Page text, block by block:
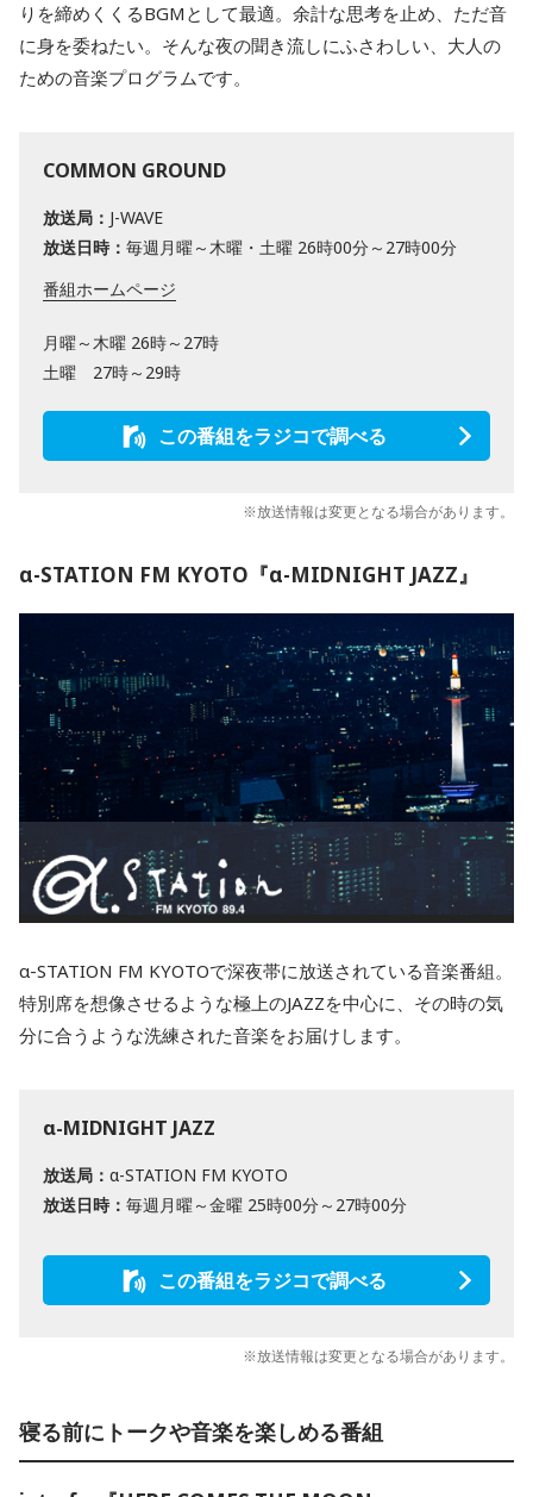
りを締めくくるBGMとして最適。余計な思考を止め、ただ音
に身を委ねたい。そんな夜の聞き流しにふさわしい、大人の
ための音楽プログラムです。
COMMON GROUND
放送局： J-WAVE
放送日時： 毎週月曜～木曜・土曜 26時00分～27時00分
番組ホームページ
月曜～木曜 26時～27時
土曜 27時～29時
この番組をラジコで調べる
※放送情報は変更となる場合があります。
α-STATION FM KYOTO『α-MIDNIGHT JAZZ』
α-STATION FM KYOTOで深夜帯に放送されている音楽番組。
特別席を想像させるような極上のJAZZを中心に、その時の気
分に合うような洗練された音楽をお届けします。
α-MIDNIGHT JAZZ
放送局： α-STATION FM KYOTO
放送日時： 毎週月曜～金曜 25時00分～27時00分
この番組をラジコで調べる
※放送情報は変更となる場合があります。
寝る前にトークや音楽を楽しめる番組